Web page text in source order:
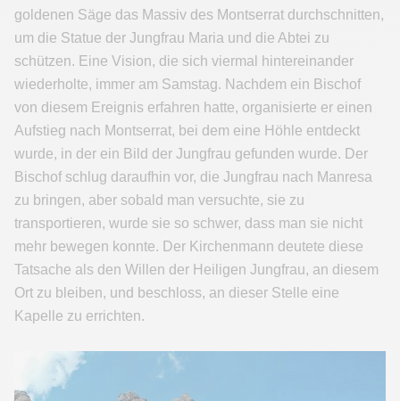
goldenen Säge das Massiv des Montserrat durchschnitten,
um die Statue der Jungfrau Maria und die Abtei zu
schützen. Eine Vision, die sich viermal hintereinander
wiederholte, immer am Samstag. Nachdem ein Bischof
von diesem Ereignis erfahren hatte, organisierte er einen
Aufstieg nach Montserrat, bei dem eine Höhle entdeckt
wurde, in der ein Bild der Jungfrau gefunden wurde. Der
Bischof schlug daraufhin vor, die Jungfrau nach Manresa
zu bringen, aber sobald man versuchte, sie zu
transportieren, wurde sie so schwer, dass man sie nicht
mehr bewegen konnte. Der Kirchenmann deutete diese
Tatsache als den Willen der Heiligen Jungfrau, an diesem
Ort zu bleiben, und beschloss, an dieser Stelle eine
Kapelle zu errichten.